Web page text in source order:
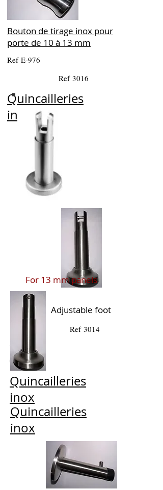
Bouton de tirage inox pour
porte de 10 à 13 mm
Ref E-976
Ref 3016
Quincailleries
inox
Ref 3014
Adjustable foot
Ref 13P-
001
Quincailleries
inox
For 13 mm panels
Quincailleries
inox